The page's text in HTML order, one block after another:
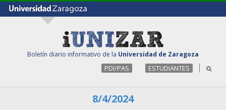
Boletín diario informativo de la Universidad de Zaragoza
PDI/PAS ESTUDIANTES
8/4/2024